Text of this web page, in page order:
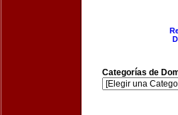
Categorías de